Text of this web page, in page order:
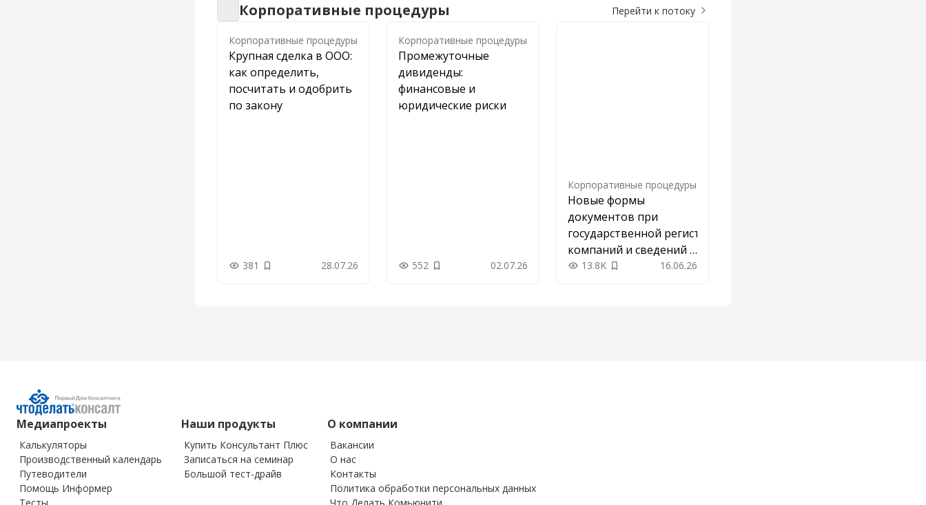
Корпоративные процедуры
Корпоративные процедуры Перейти к потоку
Корпоративные процедуры
Крупная сделка в ООО:
как определить,
посчитать и одобрить
по закону
381 Добавить в закладки
28.07.26
Корпоративные процедуры
Промежуточные
дивиденды:
финансовые и
юридические риски
552 Добавить в закладки
02.07.26
Корпоративные процедуры
Новые формы
документов при
государственной регистрации
компаний и сведений о
них13.8K Добавить в закладки
16.06.26
Медиапроекты
Калькуляторы
Производственный календарь
Путеводители
Помощь Информер
Наши продукты
Купить Консультант Плюс
Записаться на семинар
Большой тест-драйв
О компании
Вакансии
О нас
Контакты
Политика обработки персональных данных